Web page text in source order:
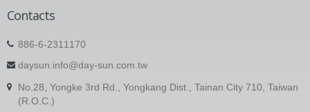
Contacts
886-6-2311170
daysun.info@day-sun.com.tw
No.28, Yongke 3rd Rd., Yongkang Dist., Tainan City 710, Taiwan
(R.O.C.)